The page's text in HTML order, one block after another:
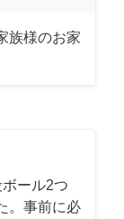
族様のお家
ール2つ
。事前に必